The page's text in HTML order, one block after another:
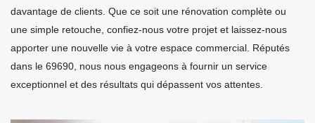
davantage de clients. Que ce soit une rénovation complète ou
une simple retouche, confiez-nous votre projet et laissez-nous
apporter une nouvelle vie à votre espace commercial. Réputés
dans le 69690, nous nous engageons à fournir un service
exceptionnel et des résultats qui dépassent vos attentes.